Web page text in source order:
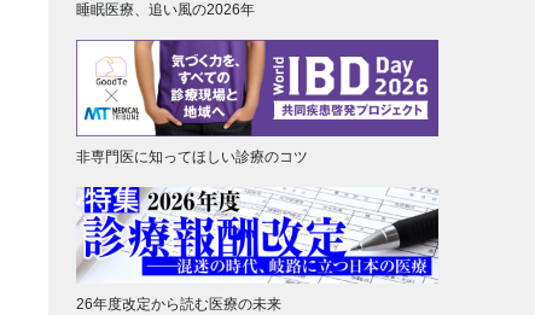
睡眠医療、追い風の2026年
非専門医に知ってほしい診療のコツ
26年度改定から読む医療の未来